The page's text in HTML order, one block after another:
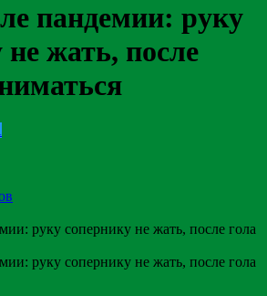
пандемии: руку
не жать, после